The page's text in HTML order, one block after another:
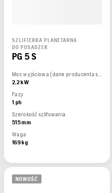
SZLIFIERKA PLANETARNA
DO POSADZEK
PG 5 S
Moc wyjściowa (dane producenta silnika)
2,2 kW
Fazy
1 ph
Szerokość szlifowania
515 mm
Waga
169 kg
NOWOŚĆ